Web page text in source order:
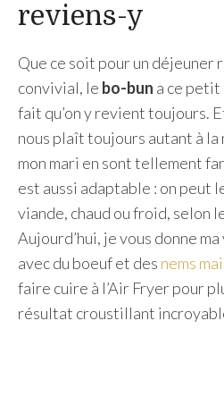
reviens-y
Que ce soit pour un déjeuner
convivial, le bo-bun a ce petit
fait qu’on y revient toujours.
nous plaît toujours autant à la
mon mari en sont tellement
est aussi adaptable : on peut
viande, chaud ou froid, selon
Aujourd’hui, je vous donne
avec du boeuf et des nems
faire cuire à l’Air Fryer pour
résultat croustillant